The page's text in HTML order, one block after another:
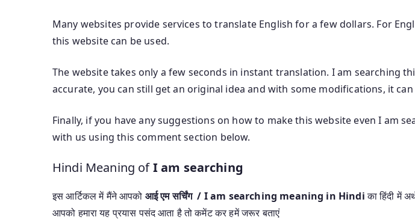
Many websites provide services to translate English for a few dollars. For
this website can be used.
The website takes only a few seconds in instant translation. I am searching
accurate, you can still get an original idea and with some modifications, it
Finally, if you have any suggestions on how to make this website even I am
with us using this comment section below.
Hindi Meaning ofI am searching
इस आर्टिकल में मैंने आपको आई एम सर्चिंग / I am searching meaning in Hindiका हिंदी में
आपको हमारा यह प्रयास पसंद आता है तो कमेंट कर हमें जरूर बताएं